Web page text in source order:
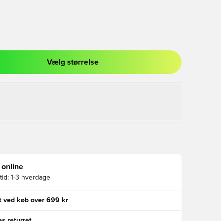
til at logge ind eller tilmelde dig som medlem
Vælg størrelse
online
1-3 hverdage
ved køb over 699 kr